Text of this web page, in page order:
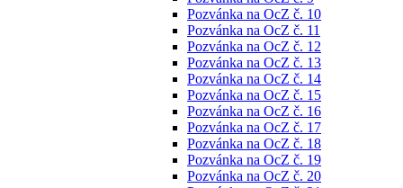
Pozvánka na OcZ č. 10
Pozvánka na OcZ č. 11
Pozvánka na OcZ č. 12
Pozvánka na OcZ č. 13
Pozvánka na OcZ č. 14
Pozvánka na OcZ č. 15
Pozvánka na OcZ č. 16
Pozvánka na OcZ č. 17
Pozvánka na OcZ č. 18
Pozvánka na OcZ č. 19
Pozvánka na OcZ č. 20